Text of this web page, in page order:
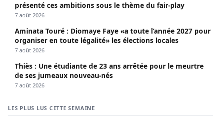
présenté ces ambitions sous le thème du fair-play
7 août 2026
Aminata Touré : Diomaye Faye «a toute l’année 2027 pour
organiser en toute légalité» les élections locales
7 août 2026
Thiès : Une étudiante de 23 ans arrêtée pour le meurtre
de ses jumeaux nouveau-nés
7 août 2026
LES PLUS LUS CETTE SEMAINE